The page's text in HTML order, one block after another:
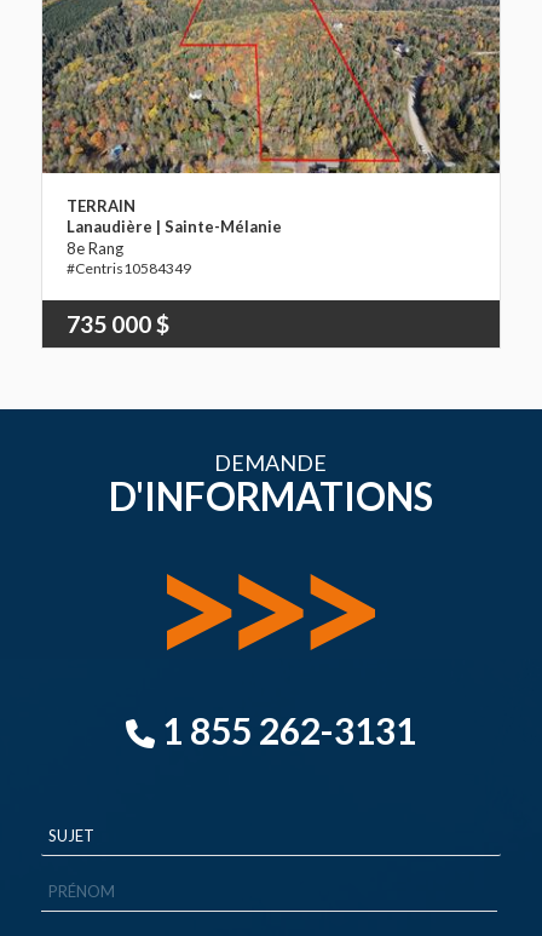
TERRAIN
Lanaudière | Sainte-Mélanie
8e Rang
10584349
735 000 $
DEMANDE
D'INFORMATIONS
1 855 262-3131